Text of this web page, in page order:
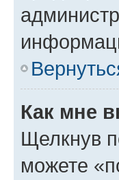
Как мне
Щелкнув
можете